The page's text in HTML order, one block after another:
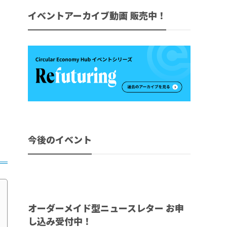
イベントアーカイブ動画 販売中！
今後のイベント
オーダーメイド型ニュースレター お申
し込み受付中！